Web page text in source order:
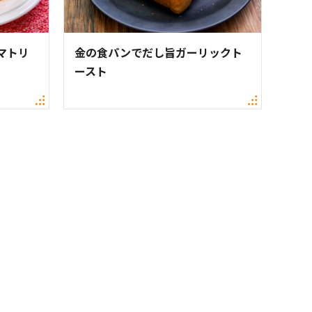
トリ
金の食パンでだし旨ガーリックト
ースト